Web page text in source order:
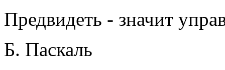
Предвидеть - значит
Б. Паскаль